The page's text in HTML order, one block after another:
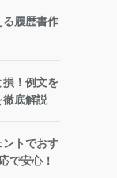
る履歴書作
損！例文を
徹底解説
ントでおす
で安心！